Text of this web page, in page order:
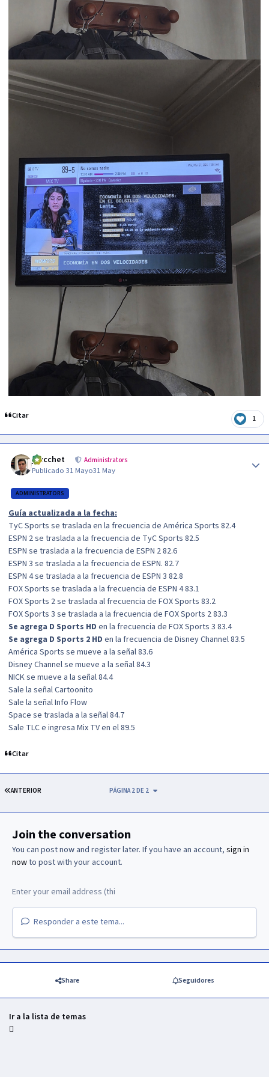
Citar 1
jzucchet Administrators
Publicado31 Mayo31 May
ADMINISTRATORS
Guía actualizada a la fecha:
TyC Sports se traslada en la frecuencia de América Sports 82.4
ESPN 2 se traslada a la frecuencia de TyC Sports 82.5
ESPN se traslada a la frecuencia de ESPN 2 82.6
ESPN 3 se traslada a la frecuencia de ESPN. 82.7
ESPN 4 se traslada a la frecuencia de ESPN 3 82.8
FOX Sports se traslada a la frecuencia de ESPN 4 83.1
FOX Sports 2 se traslada al frecuencia de FOX Sports 83.2
FOX Sports 3 se traslada a la frecuencia de FOX Sports 2 83.3
Se agrega D Sports HD en la frecuencia de FOX Sports 3 83.4
Se agrega D Sports 2 HD en la frecuencia de Disney Channel 83.5
América Sports se mueve a la señal 83.6
Disney Channel se mueve a la señal 84.3
NICK se mueve a la señal 84.4
Sale la señal Cartoonito
Sale la señal Info Flow
Space se traslada a la señal 84.7
Sale TLC e ingresa Mix TV en el 89.5
Citar
PRIMERA PÁGINA
ANTERIOR PÁGINA 2 DE 2
Join the conversation
You can post now and register later. If you have an account, sign in
nowto post with your account.
Responder a este tema...
Share Seguidores
Ir a la lista de temas